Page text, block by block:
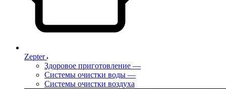
Zepter
Здоровое приготовление —
Системы очистки воды —
Системы очистки воздуха